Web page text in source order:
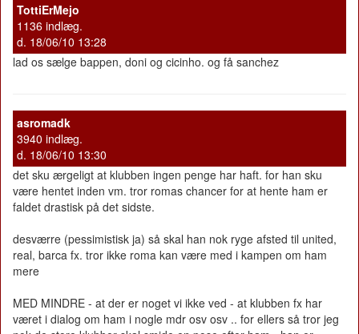
TottiErMejo
1136 indlæg.
d. 18/06/10 13:28
lad os sælge bappen, doni og cicinho. og få sanchez
asromadk
3940 indlæg.
d. 18/06/10 13:30
det sku ærgeligt at klubben ingen penge har haft. for han sku
være hentet inden vm. tror romas chancer for at hente ham er
faldet drastisk på det sidste.
desværre (pessimistisk ja) så skal han nok ryge afsted til united,
real, barca fx. tror ikke roma kan være med i kampen om ham
mere
MED MINDRE - at der er noget vi ikke ved - at klubben fx har
været i dialog om ham i nogle mdr osv osv .. for ellers så tror jeg